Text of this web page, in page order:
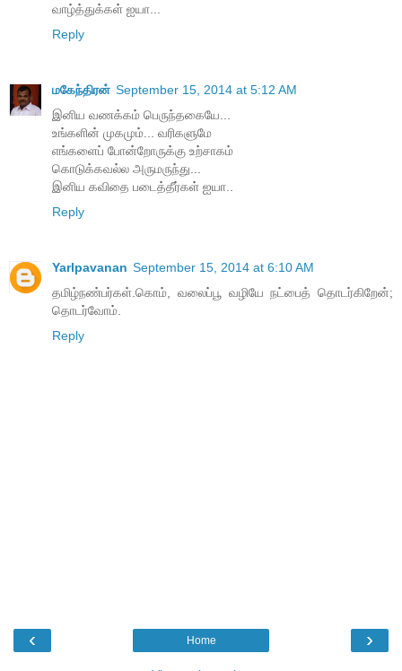
வாழ்த்துக்கள் ஐயா...
Reply
மகேந்திரன் September 15, 2014 at 5:12 AM
இனிய வணக்கம் பெருந்தகையே...
உங்களின் முகமும்... வரிகளுமே
எங்களைப் போன்றோருக்கு உற்சாகம்
கொடுக்கவல்ல அருமருந்து...
இனிய கவிதை படைத்தீர்கள் ஐயா..
Reply
Yarlpavanan September 15, 2014 at 6:10 AM
தமிழ்நண்பர்கள்.கொம், வலைப்பூ வழியே நட்பைத் தொடர்கிறேன்;
தொடர்வோம்.
Reply
‹ ›
Home